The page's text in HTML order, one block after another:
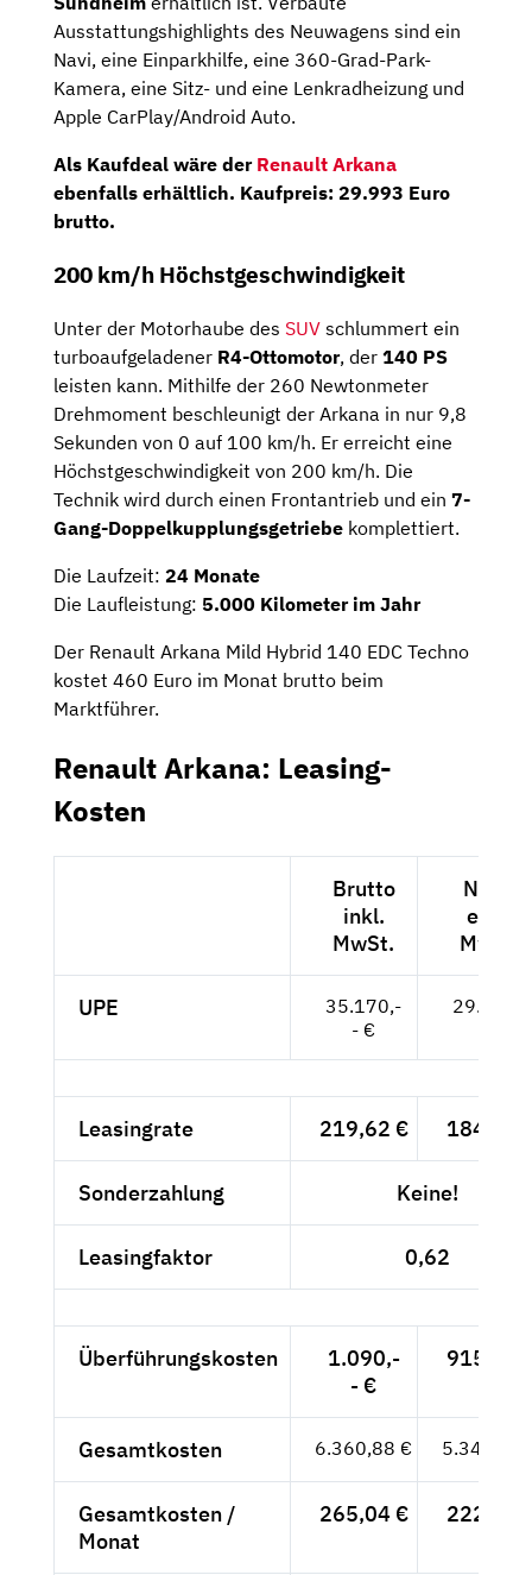
Ausstattungshighlights des Neuwagens sind ein
Navi, eine Einparkhilfe, eine 360-Grad-Park-
Kamera, eine Sitz- und eine Lenkradheizung und
Apple CarPlay/Android Auto.
Als Kaufdeal wäre der Renault Arkana
ebenfalls erhältlich. Kaufpreis: 29.993 Euro
brutto.
200 km/h Höchstgeschwindigkeit
Unter der Motorhaube des SUV schlummert ein
turboaufgeladener R4-Ottomotor, der 140 PS
leisten kann. Mithilfe der 260 Newtonmeter
Drehmoment beschleunigt der Arkana in nur 9,8
Sekunden von 0 auf 100 km/h. Er erreicht eine
Höchstgeschwindigkeit von 200 km/h. Die
Technik wird durch einen Frontantrieb und ein 7-
Gang-Doppelkupplungsgetriebe komplettiert.
Die Laufzeit: 24 Monate
Die Laufleistung: 5.000 Kilometer im Jahr
Der Renault Arkana Mild Hybrid 140 EDC Techno
kostet 460 Euro im Monat brutto beim
Marktführer.
Renault Arkana: Leasing-
Kosten
Brutto
inkl.
MwSt.
Netto
exkl.
MwSt.
UPE
35.170,-
- €
29.555,-
Leasingrate 219,62 € 184,55
Sonderzahlung Keine!
Leasingfaktor 0,62
Überführungskosten
1.090,-
- €
915,97
Gesamtkosten 6.360,88 € 5.345,28
Gesamtkosten /
Monat
265,04 € 222,72